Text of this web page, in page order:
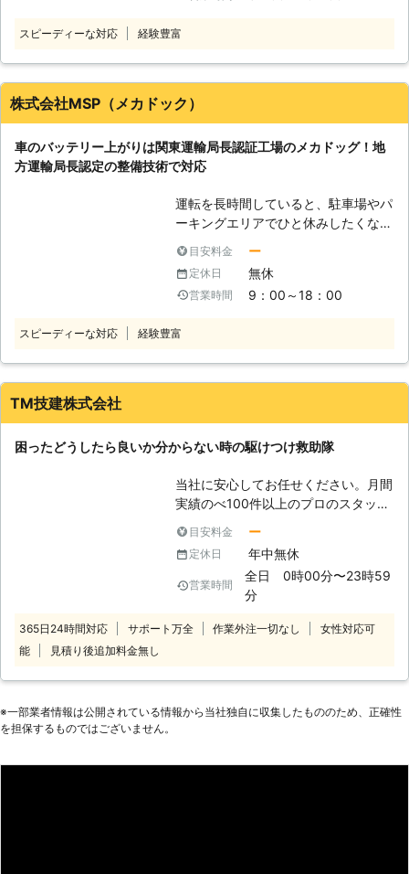
記のような方法で、弊社はお客様のバ
急に動かなくなってしまい、気が動転
していらっしゃると思います。我々は
て、お客様が元の生活に戻れるように
努めさせていただきますので、気軽に
し、バッテリーの充電を知識がないま
おそれもあるのです。 車のバッテリ
ー上がりは、市販のポータブルバッテ
リーを使うことで充電できます。この
ポータブルバッテリーで充電をするた
めには車のバッテリーにつなげる必要
があります。しかし、この接続の順番
引き起こしてしまうことがあるので
す。 安全にバッテリー充電をするた
ロに依頼しましょう。 ●出張対応が
可能！出先のバッテリー切れにも対応
可能！ 弊社は無料で、電話相談と出
め、運転中や出先のバッテリー切れに
エンジンがかかるだけの電力を車に送
に充電される構造になっているからで
す。 しかし、車のバッテリー上がり
車の知識がないと感電してしまうおそ
れが……。車のバッテリー充電をする
会社エムケイ」におまかせください。
●地域密着で迅速対応可能！ 目的地
に早く向かうためにも、車を早く動け
るようにしたいですよね。弊社は埼玉
県に、住所を置いています。埼玉県内
に迷うことなくお客様のもとに向かう
ライブで急に車が動かなくなってしま
ったら、楽しい気分が台無しですよ
しい休日に戻れるように努めさせてい
ただきます。 ●終わりに 車のエンジ
段から車いじりをしている人なら対応
できるかもしれませんが、ほとんどの
思います。 エンジンに電気を送り込
むときに誤配線をしてしまうと、引火
の危険も伴います。「合同会社エムケ
イ」に頼んでいただけたら、安全にバ
すので、ぜひご利用くださいませ。
スピーディーな対応 経験豊富
株式会社MSP（メカドック）
車のバッテリー上がりは関東運輸局長認証工場のメカドッグ！地
方運輸局長認定の整備技術で対応
運転を長時間していると、駐車場やパ
ーキングエリアでひと休みしたくなる
ょうか。車を停めて、カーステレオで
音楽を聴きながら飲み物を飲んで休憩
する時間は運転の合間の癒しのひとと
を止めたまま、カーステレオやライト
して車を動かすことができない場合が
あれ、車が動かないから家に帰れな
い」 こんなとき、できる限り早く対
応してほしいもの。そんなときこそ、
株式会社メカドッグにお任せくださ
さいたま市を中心とした地域にお住ま
いのお客様に車のバッテリー上がりの
対処や、車検・整備などの車に関する
グのここが強み！】 弊社の強みは、
場であるということ。地方運輸局から
目安料金 ー
定休日 無休
営業時間 9：00～18：00
スピーディーな対応 経験豊富
TM技建株式会社
困ったどうしたら良いか分からない時の駆けつけ救助隊
当社に安心してお任せください。月間
実績のべ100件以上のプロのスタッフ
目安料金 ー
定休日 年中無休
営業時間
全日 0時00分〜23時59
分
365日24時間対応 サポート万全 作業外注一切なし
女性対応可
能
見積り後追加料金無し
※⼀部業者情報は公開されている情報から当社独⾃に収集したもののため、正確性
を担保するものではございません。